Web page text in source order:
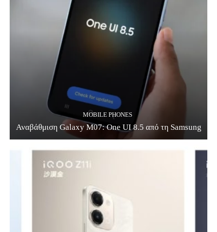
MOBILE PHONES
Αναβάθμιση Galaxy M07: One UI 8.5 από τη Samsung